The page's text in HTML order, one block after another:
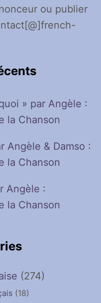
ou publier
» par Angèle :
la Chanson
Angèle & Damso :
la Chanson
Angèle :
la Chanson
(274)
(18)